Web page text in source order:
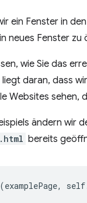
ein Fenster in
neues Fenster zu
wie Sie das
liegt daran, dass
Websites sehen,
ändern wir
bereits
(examplePage, self